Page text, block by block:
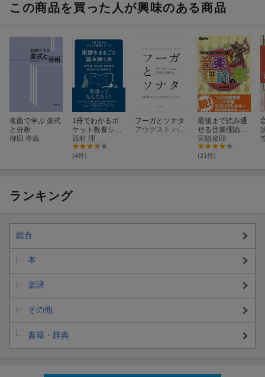
この商品を買った人が興味のある商品
名曲で学ぶ 楽式
と分析
柳田 孝義
1冊でわかるポ
ケット教養シリ
ーズ 楽譜をまる
ごと読み解く本
西村 理
(4件)
フーガとソナタ
最後まで読み通
せる音楽理論の
本
宮脇俊郎
(21件)
ランキング
総合
本
楽譜
その他
書籍・辞典